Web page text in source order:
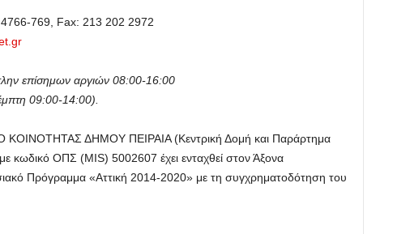
4766-769, Fax: 213 202 2972
επίσημων αργιών 08:00-16:00
09:00-14:00).
ΔΗΜΟΥ ΠΕΙΡΑΙΑ (Κεντρική Δομή και Παράρτημα
κωδικό ΟΠΣ (MIS) 5002607 έχει ενταχθεί στον Άξονα
Πρόγραμμα «Αττική 2014-2020» με τη συγχρηματοδότηση του